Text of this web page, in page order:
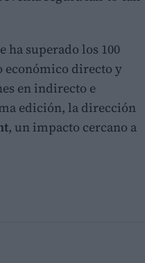
ha superado los 100
económico directo y
en indirecto e
edición, la dirección
, un impacto cercano a